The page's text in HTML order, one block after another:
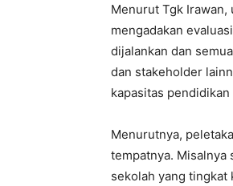
Menurut Tgk
mengadakan
dijalankan dan
dan stakeholder
kapasitas
Menurutnya,
tempatnya. Misalnya
sekolah yang tingkat